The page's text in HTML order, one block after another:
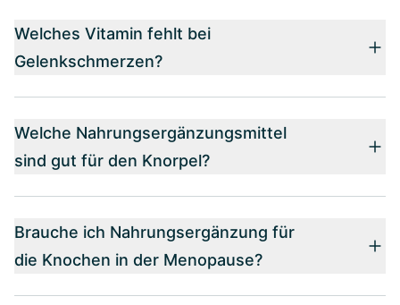
Welches Vitamin fehlt bei
Gelenkschmerzen?
Welche Nahrungsergänzungsmittel
sind gut für den Knorpel?
Brauche ich Nahrungsergänzung für
die Knochen in der Menopause?